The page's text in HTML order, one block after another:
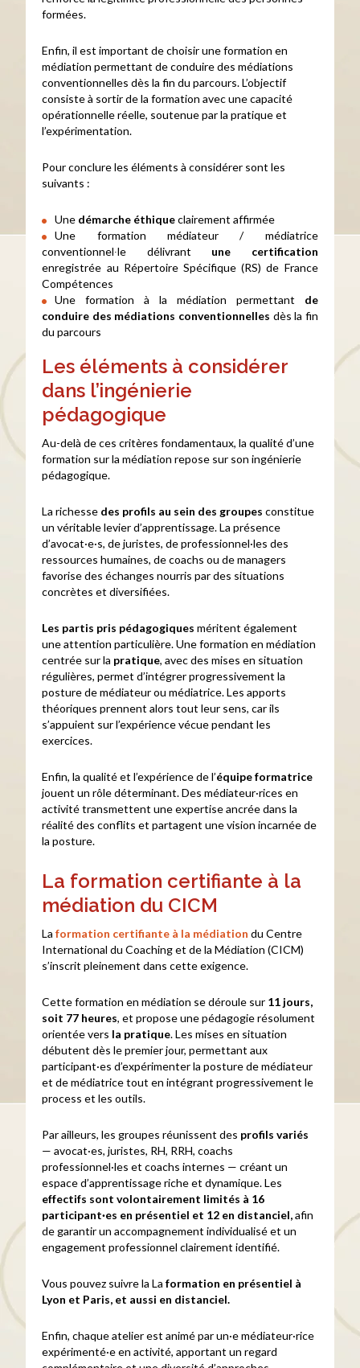
formées.
Enfin, il est important de choisir une formation en
médiation permettant de conduire des médiations
conventionnelles dès la fin du parcours. L’objectif
consiste à sortir de la formation avec une capacité
opérationnelle réelle, soutenue par la pratique et
l’expérimentation.
Pour conclure les éléments à considérer sont les
suivants :
Une démarche éthiqueclairement affirmée
Une formation médiateur / médiatrice
conventionnel∙le délivrant une certification
enregistrée au Répertoire Spécifique (RS) de France
Compétences
Une formation à la médiation permettant de
conduire des médiations conventionnelles dès la fin
du parcours
Les éléments à considérer
dans l’ingénierie
pédagogique
Au-delà de ces critères fondamentaux, la qualité d’une
formation sur la médiation repose sur son ingénierie
pédagogique.
La richesse des profils au sein des groupes constitue
un véritable levier d’apprentissage. La présence
d’avocat·e·s, de juristes, de professionnel·les des
ressources humaines, de coachs ou de managers
favorise des échanges nourris par des situations
concrètes et diversifiées.
Les partis pris pédagogiques méritent également
une attention particulière. Une formation en médiation
centrée sur la pratique, avec des mises en situation
régulières, permet d’intégrer progressivement la
posture de médiateur ou médiatrice. Les apports
théoriques prennent alors tout leur sens, car ils
s’appuient sur l’expérience vécue pendant les
exercices.
Enfin, la qualité et l’expérience de l’équipe formatrice
jouent un rôle déterminant. Des médiateur·rices en
activité transmettent une expertise ancrée dans la
réalité des conflits et partagent une vision incarnée de
la posture.
La formation certifiante à la
médiation du CICM
Laformation certifiante à la médiation du Centre
International du Coaching et de la Médiation (CICM)
s’inscrit pleinement dans cette exigence.
Cette formation en médiation se déroule sur 11 jours,
soit 77 heures, et propose une pédagogie résolument
orientée vers la pratique. Les mises en situation
débutent dès le premier jour, permettant aux
participant·es d’expérimenter la posture de médiateur
et de médiatrice tout en intégrant progressivement le
process et les outils.
Par ailleurs, les groupes réunissent des profils variés
— avocat·es, juristes, RH, RRH, coachs
professionnel·les et coachs internes — créant un
espace d’apprentissage riche et dynamique. Les
effectifs sont volontairement limités à 16
participant·es en présentiel et 12 en distanciel,afin
de garantir un accompagnement individualisé et un
engagement professionnel clairement identifié.
Vous pouvez suivre la Laformation en présentiel à
Lyon et Paris, et aussi en distanciel.
Enfin, chaque atelier est animé par un·e médiateur·rice
expérimenté·e en activité, apportant un regard